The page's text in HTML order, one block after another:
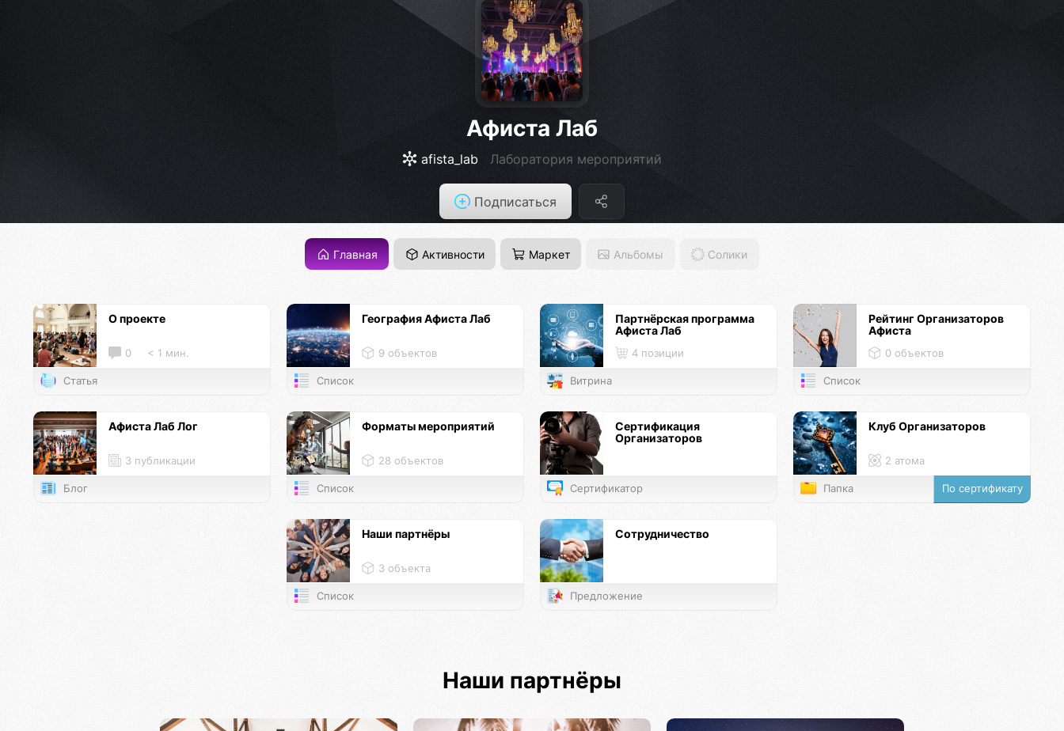
Афиста Лаб
afista_lab Лаборатория мероприятий
Подписаться
Главная Активности Маркет Альбомы Солики
О проекте
0 < 1 мин.
Статья
География Афиста Лаб
9 объектов
Список
Партнёрская программа
Афиста Лаб
4 позиции
Витрина
Рейтинг Организаторов
Афиста
0 объектов
Список
Афиста Лаб Лог
3 публикации
Блог
Форматы мероприятий
28 объектов
Список
Сертификация
Организаторов
Сертификатор
Клуб Организаторов
2 атома
Папка По сертификату
Наши партнёры
3 объекта
Список
Сотрудничество
Предложение
Наши партнёры